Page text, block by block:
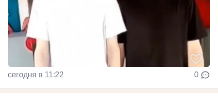
сегодня в 11:22 0